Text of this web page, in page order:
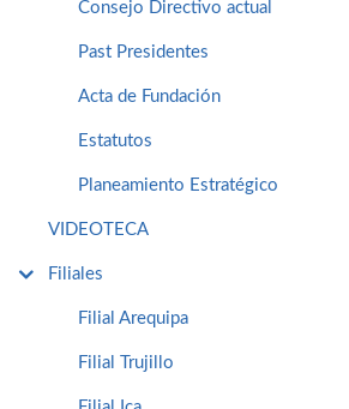
Consejo Directivo actual
Past Presidentes
Acta de Fundación
Estatutos
Planeamiento Estratégico
VIDEOTECA
Filiales
Filial Arequipa
Filial Trujillo